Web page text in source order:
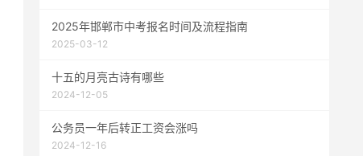
2025年邯郸市中考报名时间及流程指南
2025-03-12
十五的月亮古诗有哪些
2024-12-05
公务员一年后转正工资会涨吗
2024-12-16